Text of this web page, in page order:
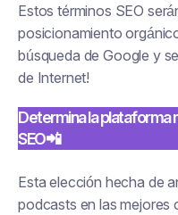
Estos términos SEO
posicionamiento
búsqueda de Google y
de Internet!
Determina la plataforma
SEO📲
Esta elección hecha de
podcasts en las mejores